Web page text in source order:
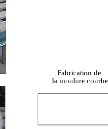
Fabrication de
la moulure courbe